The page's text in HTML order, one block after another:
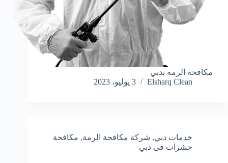
مكافحة الرمه بدبي
Elsharq Clean
3 يوليو، 2023
خدمات دبي, شركة مكافحة الرمة, مكافحة
حشرات فى دبي